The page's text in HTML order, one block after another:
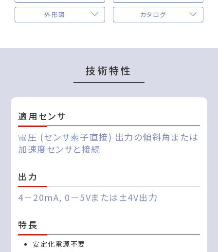
外形図 カタログ
技術特性
適用センサ
電圧 (センサ素子直接) 出力の傾斜角または
加速度センサと接続
出力
4－20mA, 0－5Vまたは±4V出力
特長
安定化電源不要